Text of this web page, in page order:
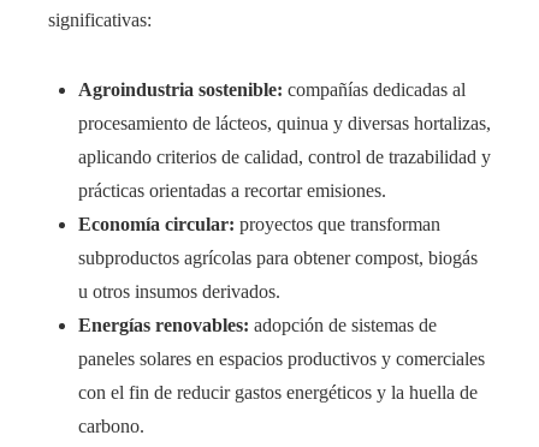
significativas:
Agroindustria sostenible: compañías dedicadas al
procesamiento de lácteos, quinua y diversas hortalizas,
aplicando criterios de calidad, control de trazabilidad y
prácticas orientadas a recortar emisiones.
Economía circular: proyectos que transforman
subproductos agrícolas para obtener compost, biogás
u otros insumos derivados.
Energías renovables: adopción de sistemas de
paneles solares en espacios productivos y comerciales
con el fin de reducir gastos energéticos y la huella de
carbono.